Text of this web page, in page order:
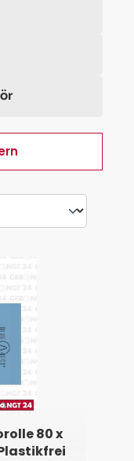
80 x